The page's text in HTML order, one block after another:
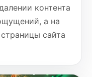
контента
а на
сайта